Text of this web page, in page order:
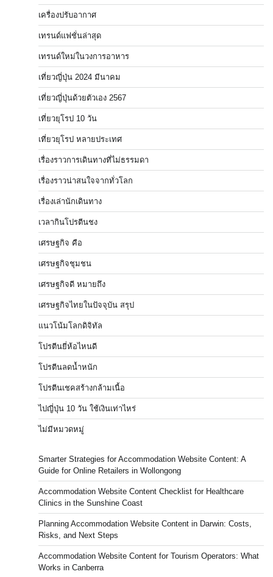
เครื่องปรับอากาศ
เทรนด์แฟชั่นล่าสุด
เทรนด์ใหม่ในวงการอาหาร
เที่ยวญี่ปุ่น 2024 มีนาคม
เที่ยวญี่ปุ่นด้วยตัวเอง 2567
เที่ยวยุโรป 10 วัน
เที่ยวยุโรป หลายประเทศ
เรื่องราวการเดินทางที่ไม่ธรรมดา
เรื่องราวน่าสนใจจากทั่วโลก
เรื่องเล่านักเดินทาง
เวลากินโปรตีนชง
เศรษฐกิจ คือ
เศรษฐกิจชุมชน
เศรษฐกิจดี หมายถึง
เศรษฐกิจไทยในปัจจุบัน สรุป
แนวโน้มโลกดิจิทัล
โปรตีนยี่ห้อไหนดี
โปรตีนลดน้ำหนัก
โปรตีนเชคสร้างกล้ามเนื้อ
ไปญี่ปุ่น 10 วัน ใช้เงินเท่าไหร่
ไม่มีหมวดหมู่
Smarter Strategies for Accommodation Website Content: A
Guide for Online Retailers in Wollongong
Accommodation Website Content Checklist for Healthcare
Clinics in the Sunshine Coast
Planning Accommodation Website Content in Darwin: Costs,
Risks, and Next Steps
Accommodation Website Content for Tourism Operators: What
Works in Canberra